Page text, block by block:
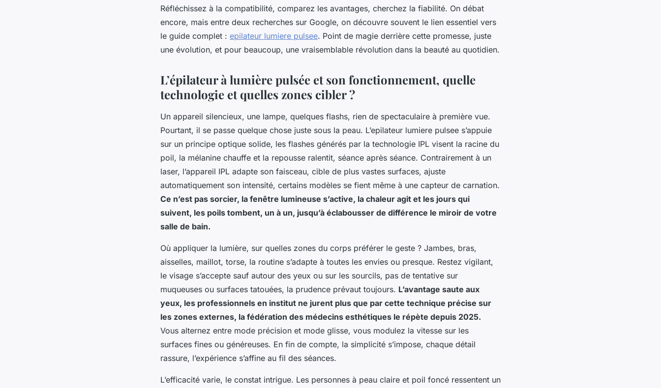
Réfléchissez à la compatibilité, comparez les avantages, cherchez la fiabilité. On débat
encore, mais entre deux recherches sur Google, on découvre souvent le lien essentiel vers
le guide complet : epilateur lumiere pulsee. Point de magie derrière cette promesse, juste
une évolution, et pour beaucoup, une vraisemblable révolution dans la beauté au quotidien.
L’épilateur à lumière pulsée et son fonctionnement, quelle
technologie et quelles zones cibler ?
Un appareil silencieux, une lampe, quelques flashs, rien de spectaculaire à première vue.
Pourtant, il se passe quelque chose juste sous la peau. L’epilateur lumiere pulsee s’appuie
sur un principe optique solide, les flashes générés par la technologie IPL visent la racine du
poil, la mélanine chauffe et la repousse ralentit, séance après séance. Contrairement à un
laser, l’appareil IPL adapte son faisceau, cible de plus vastes surfaces, ajuste
automatiquement son intensité, certains modèles se fient même à une capteur de carnation.
Ce n’est pas sorcier, la fenêtre lumineuse s’active, la chaleur agit et les jours qui
suivent, les poils tombent, un à un, jusqu’à éclabousser de différence le miroir de votre
salle de bain.
Où appliquer la lumière, sur quelles zones du corps préférer le geste ? Jambes, bras,
aisselles, maillot, torse, la routine s’adapte à toutes les envies ou presque. Restez vigilant,
le visage s’accepte sauf autour des yeux ou sur les sourcils, pas de tentative sur
muqueuses ou surfaces tatouées, la prudence prévaut toujours. L’avantage saute aux
yeux, les professionnels en institut ne jurent plus que par cette technique précise sur
les zones externes, la fédération des médecins esthétiques le répète depuis 2025.
Vous alternez entre mode précision et mode glisse, vous modulez la vitesse sur les
surfaces fines ou généreuses. En fin de compte, la simplicité s’impose, chaque détail
rassure, l’expérience s’affine au fil des séances.
L’efficacité varie, le constat intrigue. Les personnes à peau claire et poil foncé ressentent un